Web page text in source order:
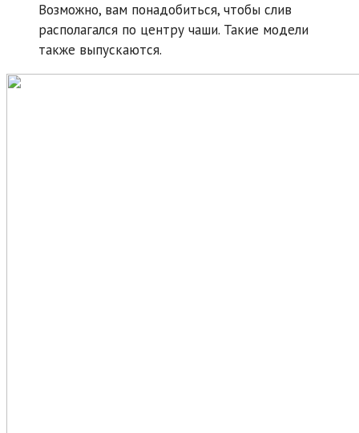
Возможно, вам понадобиться, чтобы слив
располагался по центру чаши. Такие модели
также выпускаются.